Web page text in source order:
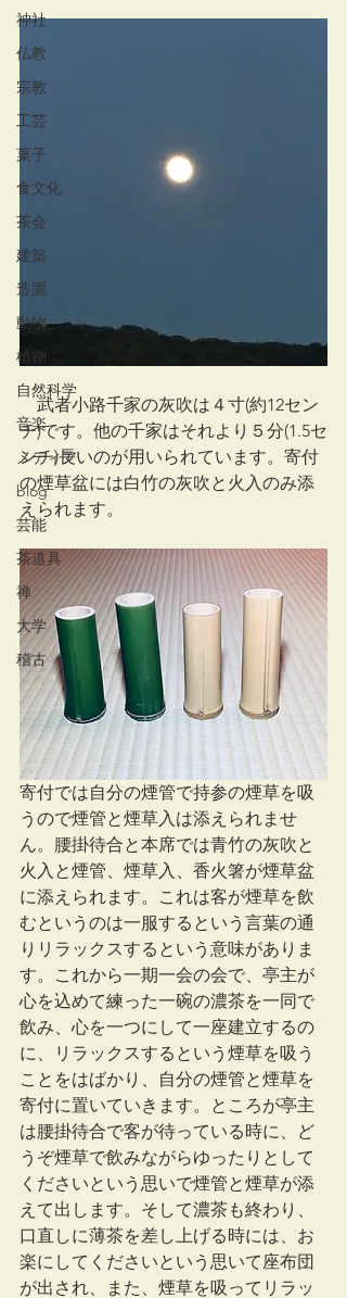
神社
仏教
宗教
工芸
菓子
食文化
茶会
建築
造園
動物
植物
自然科学
音楽
メディア
blog
芸能
茶道具
禅
大学
稽古
武者小路千家の灰吹は４寸(約12セン
チ)です。他の千家はそれより５分(1.5セ
ンチ)長いのが用いられています。寄付
の煙草盆には白竹の灰吹と火入のみ添
えられます。
寄付では自分の煙管で持参の煙草を吸
うので煙管と煙草入は添えられませ
ん。腰掛待合と本席では青竹の灰吹と
火入と煙管、煙草入、香火箸が煙草盆
に添えられます。これは客が煙草を飲
むというのは一服するという言葉の通
りリラックスするという意味がありま
す。これから一期一会の会で、亭主が
心を込めて練った一碗の濃茶を一同で
飲み、心を一つにして一座建立するの
に、リラックスするという煙草を吸う
ことをはばかり、自分の煙管と煙草を
寄付に置いていきます。ところが亭主
は腰掛待合で客が待っている時に、ど
うぞ煙草で飲みながらゆったりとして
くださいという思いで煙管と煙草が添
えて出します。そして濃茶も終わり、
口直しに薄茶を差し上げる時には、お
楽にしてくださいという思いて座布団
が出され、また、煙草を吸ってリラッ